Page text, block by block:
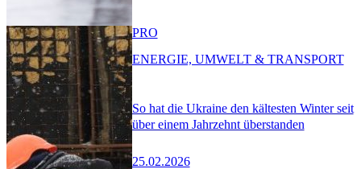
So hat die Ukraine den kältesten Winter seit
über einem Jahrzehnt überstanden
25.02.2026
PRO
ENERGIE, UMWELT & TRANSPORT